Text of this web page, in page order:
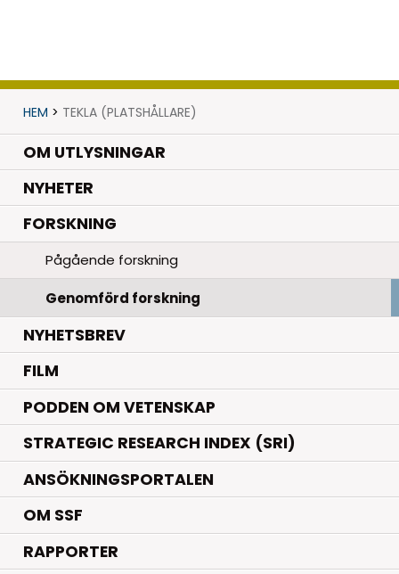
HEM > TEKLA (PLATSHÅLLARE)
OM UTLYSNINGAR
NYHETER.
FORSKNING.
Pågående forskning
Genomförd forskning
NYHETSBREV
FILM
PODDEN OM VETENSKAP
STRATEGIC RESEARCH INDEX (SRI)
ANSÖKNINGSPORTALEN
OM SSF
RAPPORTER